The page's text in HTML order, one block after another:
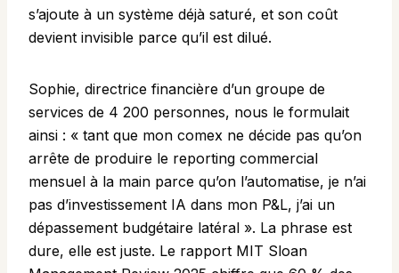
s’ajoute à un système déjà saturé, et son coût
devient invisible parce qu’il est dilué.
Sophie, directrice financière d’un groupe de
services de 4 200 personnes, nous le formulait
ainsi : « tant que mon comex ne décide pas qu’on
arrête de produire le reporting commercial
mensuel à la main parce qu’on l’automatise, je n’ai
pas d’investissement IA dans mon P&L, j’ai un
dépassement budgétaire latéral ». La phrase est
dure, elle est juste. Le rapport MIT Sloan